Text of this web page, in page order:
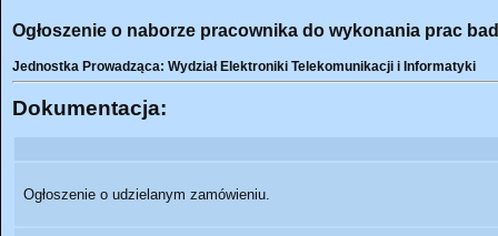
Ogłoszenie o naborze pracownika do wykonania prac
Jednostka Prowadząca: Wydział Elektroniki Telekomunikacji i Informatyki
Dokumentacja:
Ogłoszenie o udzielanym zamówieniu.